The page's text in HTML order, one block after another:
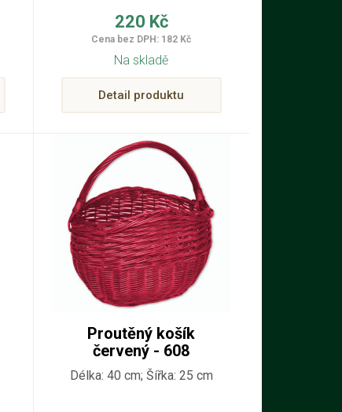
220 Kč
Cena bez DPH: 182 Kč
Na skladě
Detail produktu
Proutěný košík
červený - 608
Délka: 40 cm; Šířka: 25 cm